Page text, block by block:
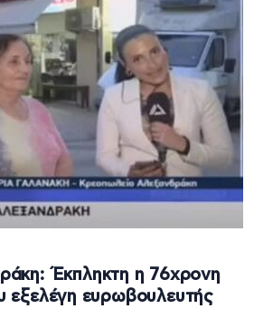
Έκπληκτη η 76χρονη
εξελέγη ευρωβουλευτής